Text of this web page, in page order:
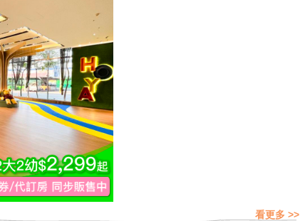
看更多 >>